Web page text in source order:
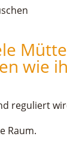
wie
reguliert
Raum.